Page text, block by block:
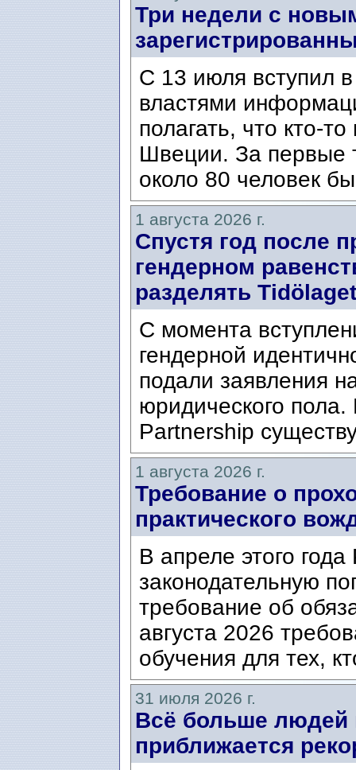
Три недели с
С 13 июля вступил
властями
полагать, что кто-
Швеции. За первые
около 80 человек
1 августа 2026 г.
Спустя год после
гендерном
разделять
С момента
гендерной
подали заявления
юридического
Partnership
1 августа 2026 г.
Требование о
практического
В апреле этого
законодательную
требование об
августа 2026
обучения для тех,
31 июля 2026 г.
Всё больше
приближается